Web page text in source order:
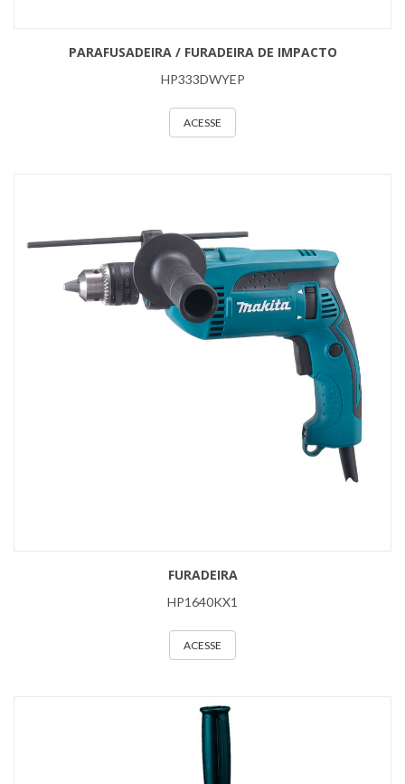
PARAFUSADEIRA / FURADEIRA DE IMPACTO
HP333DWYEP
ACESSE
FURADEIRA
HP1640KX1
ACESSE